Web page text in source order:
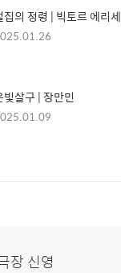
집의 정령 | 빅토르 에리세
빛살구 | 장만민
장 신영